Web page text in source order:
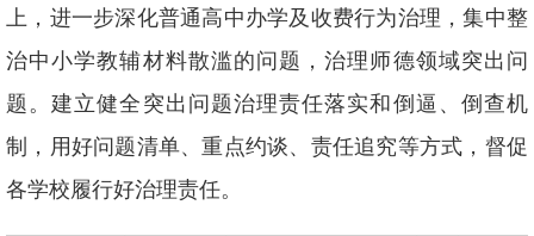
上，进一步深化普通高中办学及收费行为治理，集中整
治中小学教辅材料散滥的问题，治理师德领域突出问
题。建立健全突出问题治理责任落实和倒逼、倒查机
制，用好问题清单、重点约谈、责任追究等方式，督促
各学校履行好治理责任。